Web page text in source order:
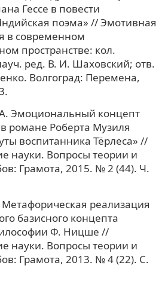
Гессе в повести
поэма» // Эмотивная
в современном
пространстве: кол.
ред. В. И. Шаховский; отв.
Волгоград: Перемена,
Эмоциональный концепт
романе Роберта Музиля
воспитанника Тёрлеса» //
науки. Вопросы теории и
Грамота, 2015. № 2 (44). Ч.
реализация
базисного концепта
Ф. Ницше //
науки. Вопросы теории и
Грамота, 2013. № 4 (22). С.